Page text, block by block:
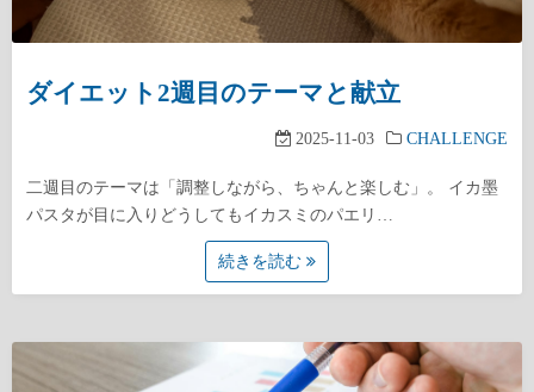
ダイエット2週目のテーマと献立
2025-11-03 CHALLENGE
二週目のテーマは「調整しながら、ちゃんと楽しむ」。 イカ墨
パスタが目に入りどうしてもイカスミのパエリ…
続きを読む